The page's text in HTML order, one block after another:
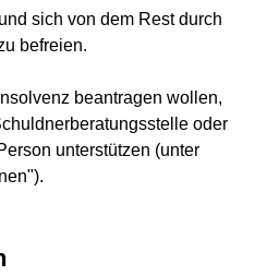
sich von dem Rest durch
befreien.
beantragen wollen,
oder
unterstützen (unter